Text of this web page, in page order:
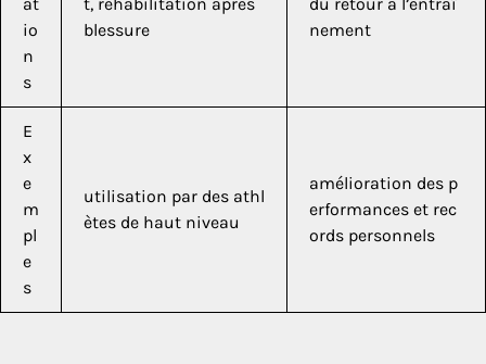
io
n
s
blessure
nement
E
x
e
m
pl
e
s
utilisation par des athl
ètes de haut niveau
amélioration des p
erformances et rec
ords personnels